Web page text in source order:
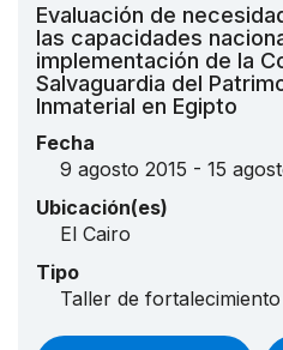
Evaluación de
las capacidades
implementación de la
Salvaguardia del
Inmaterial en Egipto
Fecha
9 agosto 2015 - 15
Ubicación(es)
El Cairo
Tipo
Taller de